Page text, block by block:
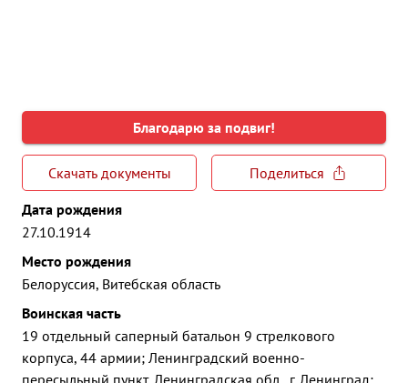
Благодарю за подвиг!
Скачать документы
Поделиться
Дата рождения
27.10.1914
Место рождения
Белоруссия, Витебская область
Воинская часть
19 отдельный саперный батальон 9 стрелкового
корпуса, 44 армии; Ленинградский военно-
пересыльный пункт, Ленинградская обл., г. Ленинград;